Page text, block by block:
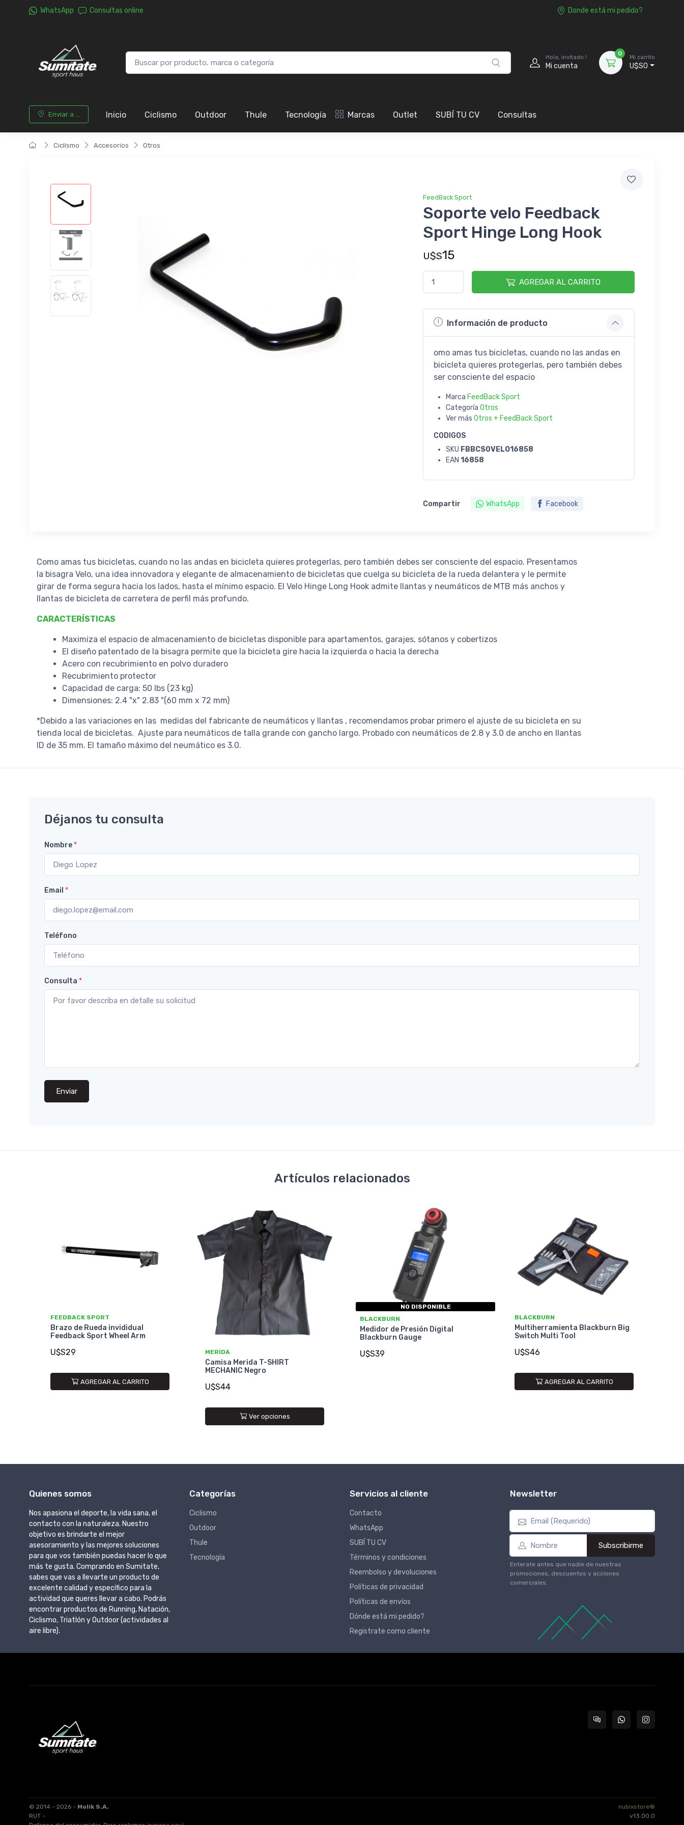
WhatsApp Consultas online Donde está mi pedido?
Hola, invitado !
Mi cuenta
0
Mi carrito
U$S0
Enviar a ... Inicio Ciclismo Outdoor Thule Tecnología Marcas Outlet SUBÍ TU CV Consultas
Ciclismo Accesorios Otros
FeedBack Sport
Soporte velo Feedback
Sport Hinge Long Hook
U$S15
AGREGAR AL CARRITO
Información de producto
omo amas tus bicicletas, cuando no las andas en
bicicleta quieres protegerlas, pero también debes
ser consciente del espacio
Marca FeedBack Sport
Categoría Otros
Ver más Otros + FeedBack Sport
CODIGOS
SKU FBBCS0VELO16858
EAN 16858
Compartir WhatsApp Facebook
Como amas tus bicicletas, cuando no las andas en bicicleta quieres protegerlas, pero también debes ser consciente del espacio. Presentamos
la bisagra Velo, una idea innovadora y elegante de almacenamiento de bicicletas que cuelga su bicicleta de la rueda delantera y le permite
girar de forma segura hacia los lados, hasta el mínimo espacio. El Velo Hinge Long Hook admite llantas y neumáticos de MTB más anchos y
llantas de bicicleta de carretera de perfil más profundo.
CARACTERÍSTICAS
Maximiza el espacio de almacenamiento de bicicletas disponible para apartamentos, garajes, sótanos y cobertizos
El diseño patentado de la bisagra permite que la bicicleta gire hacia la izquierda o hacia la derecha
Acero con recubrimiento en polvo duradero
Recubrimiento protector
Capacidad de carga: 50 lbs (23 kg)
Dimensiones: 2.4 "x" 2.83 "(60 mm x 72 mm)
*Debido a las variaciones en las medidas del fabricante de neumáticos y llantas , recomendamos probar primero el ajuste de su bicicleta en su
tienda local de bicicletas. Ajuste para neumáticos de talla grande con gancho largo. Probado con neumáticos de 2.8 y 3.0 de ancho en llantas
ID de 35 mm. El tamaño máximo del neumático es 3.0.
Déjanos tu consulta
Nombre*
Email *
Teléfono
Consulta *
Enviar
Artículos relacionados
FEEDBACK SPORT
Brazo de Rueda invididual
Feedback Sport Wheel Arm
U$S29
AGREGAR AL CARRITO
MERIDA
Camisa Merida T-SHIRT
MECHANIC Negro
U$S44
Ver opciones
NO DISPONIBLE
BLACKBURN
Medidor de Presión Digital
Blackburn Gauge
U$S39
BLACKBURN
Multiherramienta Blackburn Big
Switch Multi Tool
U$S46
AGREGAR AL CARRITO
Quienes somos
Nos apasiona el deporte, la vida sana, el
contacto con la naturaleza. Nuestro
objetivo es brindarte el mejor
asesoramiento y las mejores soluciones
para que vos también puedas hacer lo que
más te gusta. Comprando en Sumitate,
sabes que vas a llevarte un producto de
excelente calidad y específico para la
actividad que queres llevar a cabo. Podrás
encontrar productos de Running, Natación,
Ciclismo, Triatlón y Outdoor (actividades al
aire libre).
Categorías
Ciclismo
Outdoor
Thule
Tecnología
Servicios al cliente
Contacto
WhatsApp
SUBÍ TU CV
Términos y condiciones
Reembolso y devoluciones
Políticas de privacidad
Políticas de envíos
Dónde está mi pedido?
Registrate como cliente
Newsletter
Subscribirme
Enterate antes que nadie de nuestras
promociones, descuentos y acciones
comerciales.
© 2014 - 2026 - Molik S.A.
RUT -
nubixstore®
v13.00.0